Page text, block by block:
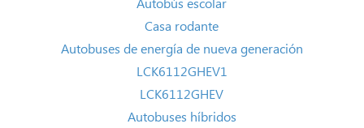
Autobús escolar
Casa rodante
Autobuses de energía de nueva generación
LCK6112GHEV1
LCK6112GHEV
Autobuses híbridos